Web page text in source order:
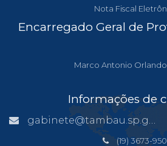
Nota Fiscal
Encarregado Geral de
Marco Antonio
Informações de
gabinete@tambau.sp.gov.br
(19) 3673-